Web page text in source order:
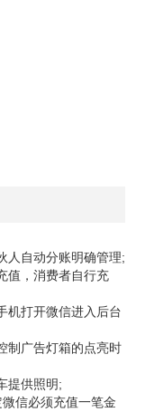
人自动分账明确管理;
值，消费者自行充
机打开微信进入后台
制广告灯箱的点亮时
提供照明;
信必须充值一笔金